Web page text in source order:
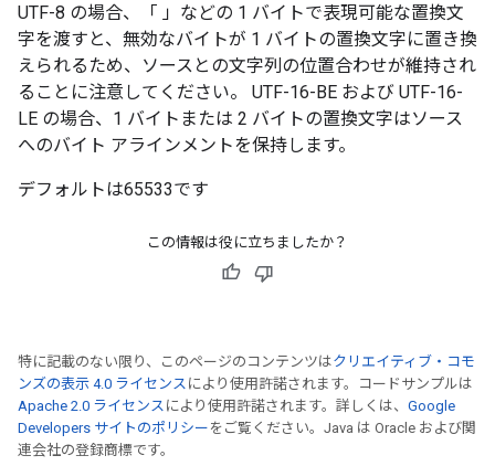
UTF-8 の場合、「 」などの 1 バイトで表現可能な置換文
字を渡すと、無効なバイトが 1 バイトの置換文字に置き換
えられるため、ソースとの文字列の位置合わせが維持され
ることに注意してください。 UTF-16-BE および UTF-16-
LE の場合、1 バイトまたは 2 バイトの置換文字はソース
へのバイト アラインメントを保持します。
デフォルトは65533です
この情報は役に立ちましたか？
特に記載のない限り、このページのコンテンツはクリエイティブ・コモ
ンズの表示 4.0 ライセンス により使用許諾されます。コードサンプルは
Apache 2.0 ライセンス により使用許諾されます。詳しくは、 Google
Developers サイトのポリシー をご覧ください。Java は Oracle および関
連会社の登録商標です。